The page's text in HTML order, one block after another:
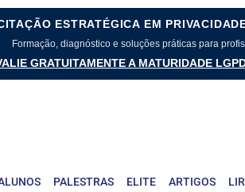
ESTRATÉGICA EM
Formação, diagnóstico e soluções práticas para
GRATUITAMENTE A MATURIDADE
PALESTRAS ELITE ARTIGOS